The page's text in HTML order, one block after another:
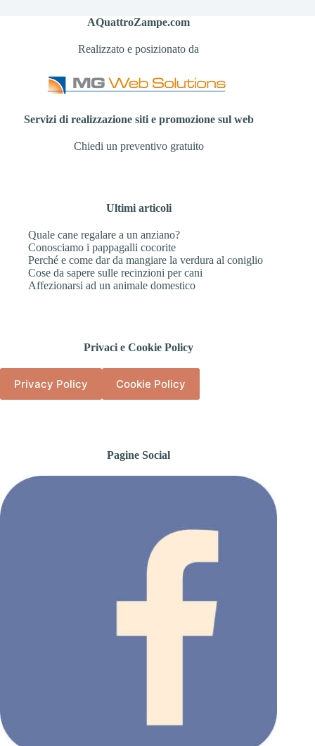
AQuattroZampe.com
Realizzato e posizionato da
Servizi di realizzazione siti e promozione sul web
Chiedi un preventivo gratuito
Ultimi articoli
Quale cane regalare a un anziano?
Conosciamo i pappagalli cocorite
Perché e come dar da mangiare la verdura al coniglio
Cose da sapere sulle recinzioni per cani
Affezionarsi ad un animale domestico
Privaci e Cookie Policy
Privacy Policy Cookie Policy
Pagine Social